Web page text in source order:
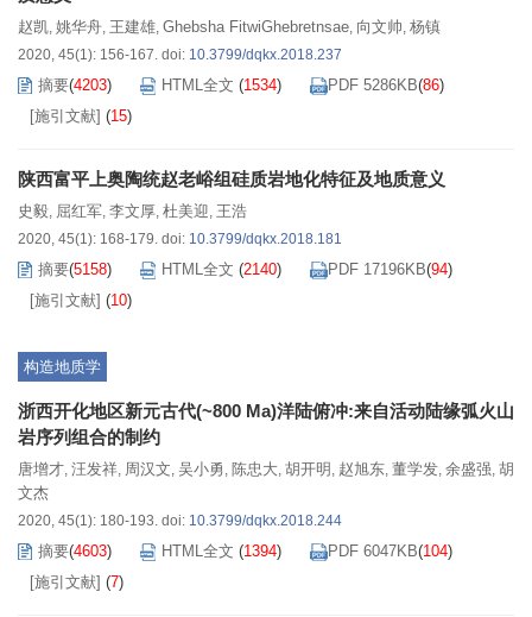
赵凯, 姚华舟, 王建雄, Ghebsha FitwiGhebretnsae, 向文帅, 杨镇
2020, 45(1): 156-167. doi: 10.3799/dqkx.2018.237
摘要(4203) HTML全文 (1534) PDF 5286KB(86)
[施引文献] (15)
陕西富平上奥陶统赵老峪组硅质岩地化特征及地质意义
史毅, 屈红军, 李文厚, 杜美迎, 王浩
2020, 45(1): 168-179. doi: 10.3799/dqkx.2018.181
摘要(5158) HTML全文 (2140) PDF 17196KB(94)
[施引文献] (10)
构造地质学
浙西开化地区新元古代(~800 Ma)洋陆俯冲:来自活动陆缘弧火山
岩序列组合的制约
唐增才, 汪发祥, 周汉文, 吴小勇, 陈忠大, 胡开明 , 赵旭东, 董学发, 余盛强, 胡
文杰
2020, 45(1): 180-193. doi: 10.3799/dqkx.2018.244
摘要(4603) HTML全文 (1394) PDF 6047KB(104)
[施引文献] (7)